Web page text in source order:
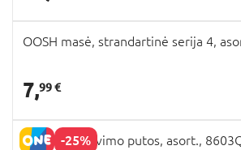
OOSH masė, strandartinė serija 4,
7,99 €
-25%
OOSH formavimo putos, asort.,